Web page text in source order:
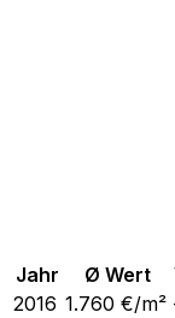
Jahr Ø Wert
2016 1.760 €/m²